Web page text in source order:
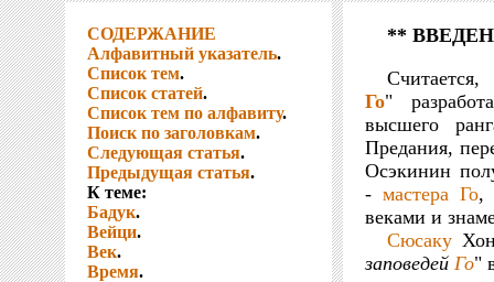
СОДЕРЖАНИЕ
Алфавитный указатель.
Список тем.
Список статей.
Список тем по алфавиту.
Поиск по заголовкам.
Следующая статья.
Предыдущая статья.
К теме:
Бадук.
Вейци.
Век.
Время.
**
Го"
высшего
Предания,
Осэкинин
- мастера Го,
веками и
Сюсаку
заповедейГо"